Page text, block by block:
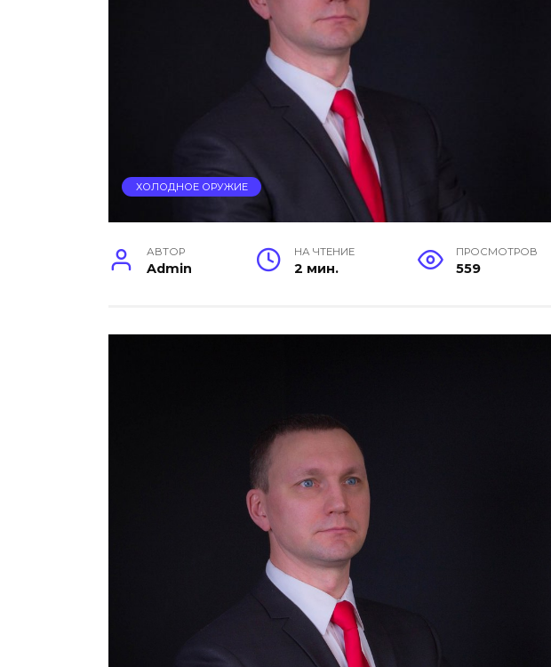
ХОЛОДНОЕ ОРУЖИЕ
АВТОР
Admin
НА ЧТЕНИЕ
2 мин.
ПРОСМОТРОВ
559